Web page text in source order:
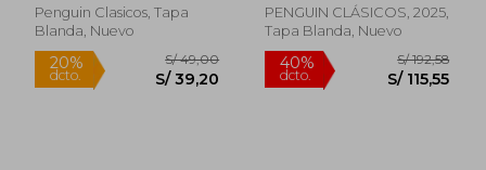
Penguin Clasicos, Tapa
Blanda, Nuevo
PENGUIN CLÁSICOS, 2025,
Tapa Blanda, Nuevo